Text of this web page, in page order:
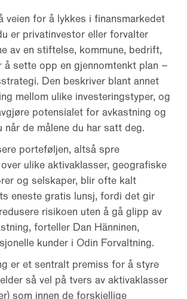
veien for å lykkes i finansmarkedet
er privatinvestor eller forvalter
av en stiftelse, kommune, bedrift,
å sette opp en gjennomtenkt plan –
Den beskriver blant annet
mellom ulike investeringstyper, og
potensialet for avkastning og
når de målene du har satt deg.
porteføljen, altså spre
ulike aktivaklasser, geografiske
og selskaper, blir ofte kalt
eneste gratis lunsj, fordi det gir
risikoen uten å gå glipp av
forteller Dan Hänninen,
kunder i Odin Forvaltning.
er et sentralt premiss for å styre
så vel på tvers av aktivaklasser
som innen de forskjellige